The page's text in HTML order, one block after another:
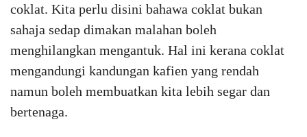
coklat. Kita perlu disini bahawa coklat bukan
sahaja sedap dimakan malahan boleh
menghilangkan mengantuk. Hal ini kerana coklat
mengandungi kandungan kafien yang rendah
namun boleh membuatkan kita lebih segar dan
bertenaga.